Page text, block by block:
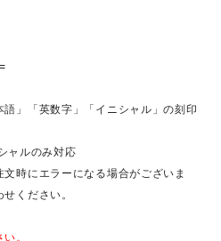
」「英数字」「イニシャル」の刻印
ャルのみ対応
時にエラーになる場合がございま
ください。
。